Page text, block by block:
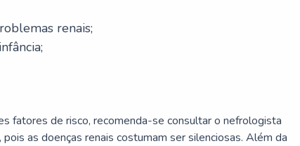
renais;
fatores de risco, recomenda-se consultar o nefrologista
as doenças renais costumam ser silenciosas. Além da